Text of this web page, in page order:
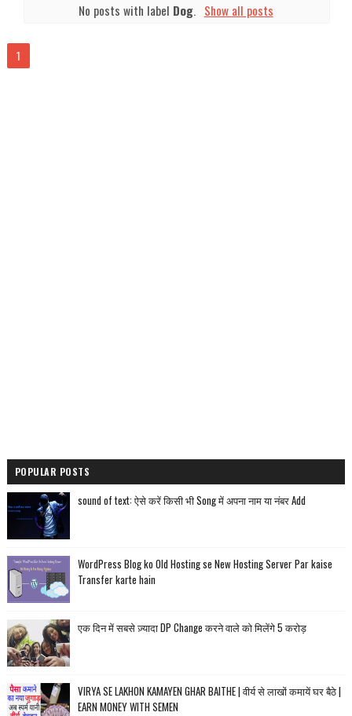
No posts with label Dog. Show all posts
1
POPULAR POSTS
sound of text: ऐसे करें किसी भी Song में अपना नाम या नंबर Add
WordPress Blog ko Old Hosting se New Hosting Server Par kaise
Transfer karte hain
एक दिन में सबसे ज़्यादा DP Change करने वाले को मिलेंगे 5 करोड़
VIRYA SE LAKHON KAMAYEN GHAR BAITHE | वीर्य से लाखों कमायें घर बैठे |
EARN MONEY WITH SEMEN